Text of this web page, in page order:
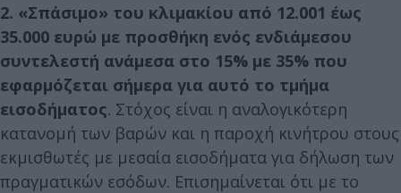
2. «Σπάσιμο» του κλιμακίου από 12.001 έως
35.000 ευρώ με προσθήκη ενός ενδιάμεσου
συντελεστή ανάμεσα στο 15% με 35% που
εφαρμόζεται σήμερα για αυτό το τμήμα
εισοδήματος. Στόχος είναι η αναλογικότερη
κατανομή των βαρών και η παροχή κινήτρου στους
εκμισθωτές με μεσαία εισοδήματα για δήλωση των
πραγματικών εσόδων. Επισημαίνεται ότι με το